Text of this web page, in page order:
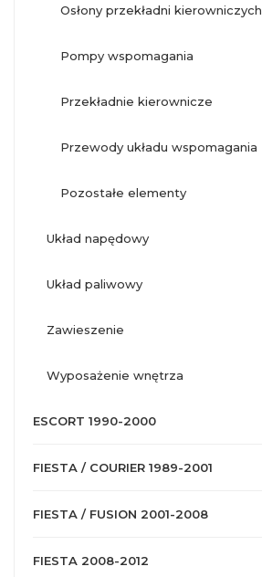
osłony przekładni kierowniczych
pompy wspomagania
przekładnie kierownicze
przewody układu wspomagania
pozostałe elementy
układ napędowy
układ paliwowy
zawieszenie
wyposażenie wnętrza
ESCORT 1990-2000
FIESTA / COURIER 1989-2001
FIESTA / FUSION 2001-2008
FIESTA 2008-2012